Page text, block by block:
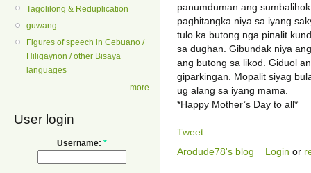
Tagolilong & Reduplication
guwang
Figures of speech in Cebuano /
Hiligaynon / other Bisaya
languages
more
User login
Username: *
panumduman ang
paghitangka niya sa iyang
tulo ka butong nga pinalit
sa dughan. Gibundak niya
ang butong sa likod. Giduol
giparkingan. Mopalit siyag
ug alang sa iyang mama.
*Happy Mother’s Day to all*
Tweet
Arodude78's blog
Login or